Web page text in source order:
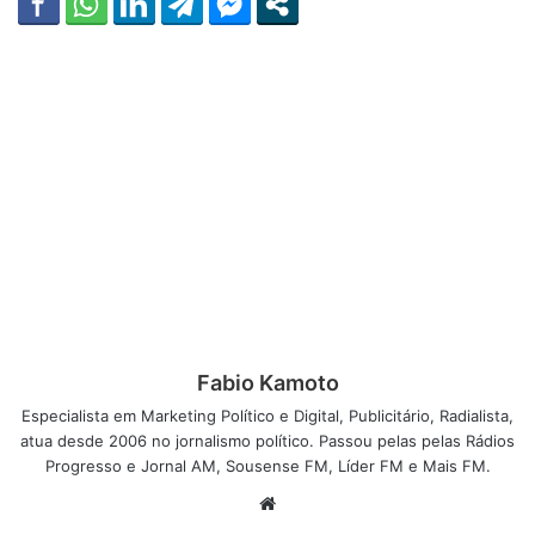
Fabio Kamoto
Especialista em Marketing Político e Digital, Publicitário, Radialista,
atua desde 2006 no jornalismo político. Passou pelas pelas Rádios
Progresso e Jornal AM, Sousense FM, Líder FM e Mais FM.